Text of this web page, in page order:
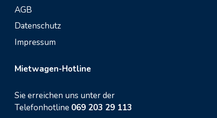
AGB
Datenschutz
Impressum
Mietwagen-Hotline
Sie erreichen uns unter der
Telefonhotline 069 203 29 113